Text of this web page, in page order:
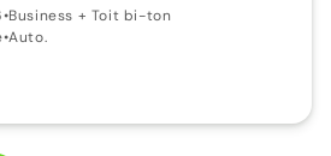
•Business + Toit bi-ton
•Auto.